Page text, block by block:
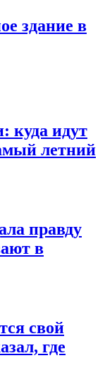
здание в
куда идут
летний
правду
в
свой
где